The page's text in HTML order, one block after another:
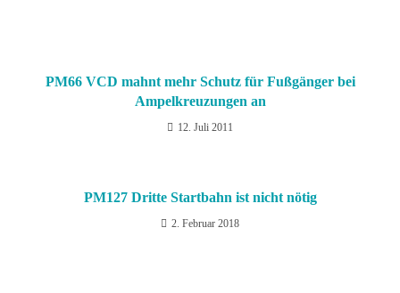
PM66 VCD mahnt mehr Schutz für Fußgänger bei
Ampelkreuzungen an
12. Juli 2011
PM127 Dritte Startbahn ist nicht nötig
2. Februar 2018